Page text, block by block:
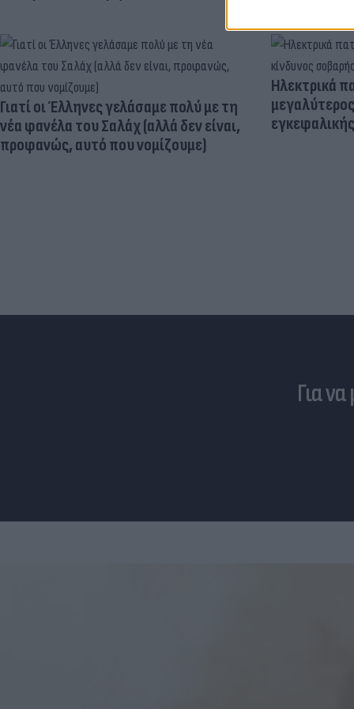
Γιατί οι Έλληνες γελάσαμε πολύ με τη
νέα φανέλα του Σαλάχ (αλλά δεν είναι,
προφανώς, αυτό που νομίζουμε)
Ηλεκτρικά
Για